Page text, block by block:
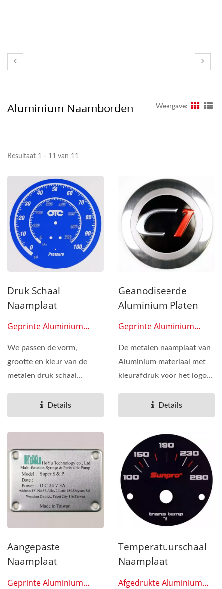
Aluminium Naamborden Weergave:
Resultaat 1 - 11 van 11
Druk Schaal
Naamplaat
Geprinte Aluminium
We passen de vorm,
grootte en kleur van de
metalen druk schaal
naamplaten...Details
Geanodiseerde
Aluminium Platen
Geprinte Aluminium
De metalen naamplaat van
Aluminium materiaal met
kleurafdruk voor het logo
Details
Aangepaste
Naamplaat
Geprinte Aluminium
Temperatuurschaal
Naamplaat
Afgedrukte Aluminium